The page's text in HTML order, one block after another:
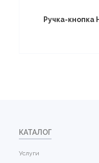
Ручка-кнопка
КАТАЛОГ
Услуги